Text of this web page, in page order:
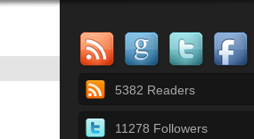
5382 Readers
11278 Followers